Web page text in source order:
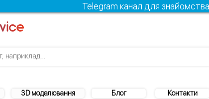
Telegram канал для
3D моделювання Блог Контакти